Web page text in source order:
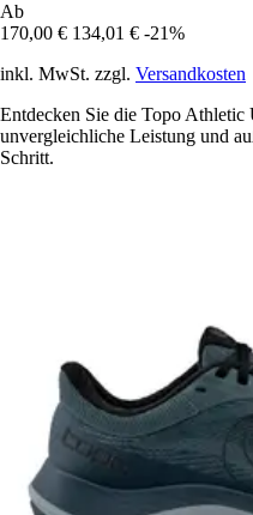
Ab
170,00 € 134,01 € -21%
inkl. MwSt. zzgl. Versandkosten
Entdecken Sie die Topo
unvergleichliche Leistung und
Schritt.